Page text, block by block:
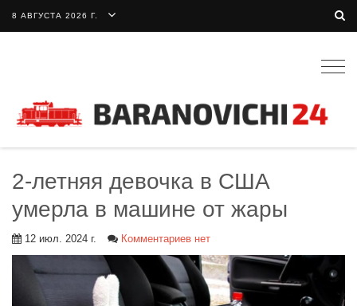
8 АВГУСТА 2026 Г.
2-летняя девочка в США
умерла в машине от жары
12 июл. 2024 г. Комментариев нет